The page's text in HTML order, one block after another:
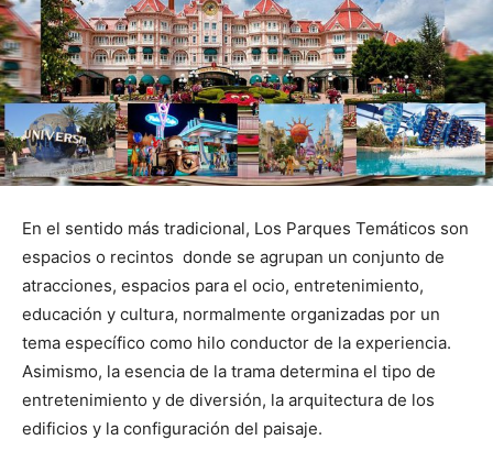
En el sentido más tradicional, Los Parques Temáticos son
espacios o recintos donde se agrupan un conjunto de
atracciones, espacios para el ocio, entretenimiento,
educación y cultura, normalmente organizadas por un
tema específico como hilo conductor de la experiencia.
Asimismo, la esencia de la trama determina el tipo de
entretenimiento y de diversión, la arquitectura de los
edificios y la configuración del paisaje.